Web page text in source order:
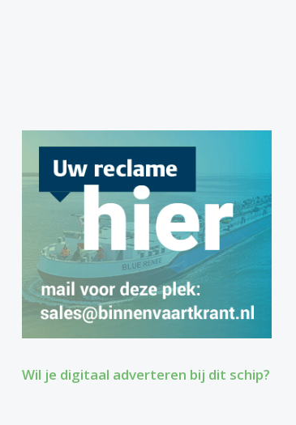
Wil je digitaal adverteren bij dit schip?